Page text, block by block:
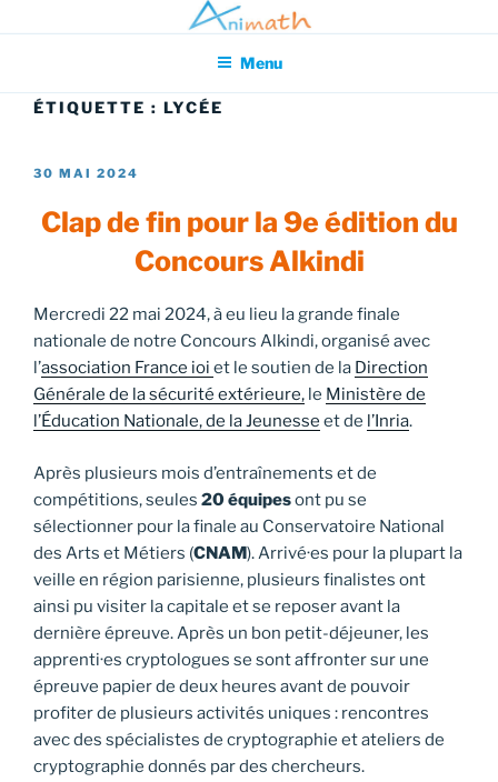
au
principal
Association pour l'Animation en Mathématiques
Menu
ÉTIQUETTE : LYCÉE
PUBLIÉ
30 MAI 2024
Clap de fin pour la 9e édition du
Concours Alkindi
Mercredi 22 mai 2024, à eu lieu la grande finale
nationale de notre Concours Alkindi, organisé avec
l’association France ioi et le soutien de la Direction
Générale de la sécurité extérieure, le Ministère de
l’Éducation Nationale, de la Jeunesse et de l’Inria.
Après plusieurs mois d’entraînements et de
compétitions, seules 20 équipesont pu se
sélectionner pour la finale au Conservatoire National
des Arts et Métiers (CNAM). Arrivé·es pour la plupart la
veille en région parisienne, plusieurs finalistes ont
ainsi pu visiter la capitale et se reposer avant la
dernière épreuve. Après un bon petit-déjeuner, les
apprenti·es cryptologues se sont affronter sur une
épreuve papier de deux heures avant de pouvoir
profiter de plusieurs activités uniques : rencontres
avec des spécialistes de cryptographie et ateliers de
cryptographie donnés par des chercheurs.